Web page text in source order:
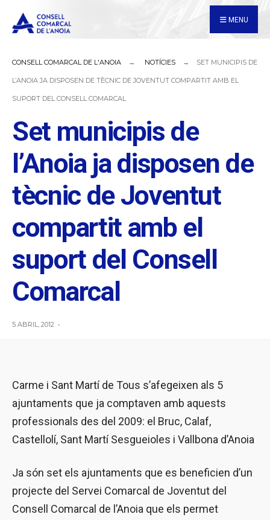
MENU
CONSELL COMARCAL DE L'ANOIA NOTÍCIES SET MUNICIPIS DE
L’ANOIA JA DISPOSEN DE TÈCNIC DE JOVENTUT COMPARTIT AMB EL
SUPORT DEL CONSELL COMARCAL
Set municipis de
l’Anoia ja disposen de
tècnic de Joventut
compartit amb el
suport del Consell
Comarcal
5 ABRIL, 2012 •
Carme i Sant Martí de Tous s’afegeixen als 5
ajuntaments que ja comptaven amb aquests
professionals des del 2009: el Bruc, Calaf,
Castellolí, Sant Martí Sesgueioles i Vallbona d’Anoia
Ja són set els ajuntaments que es beneficien d’un
projecte del Servei Comarcal de Joventut del
Consell Comarcal de l’Anoia que els permet